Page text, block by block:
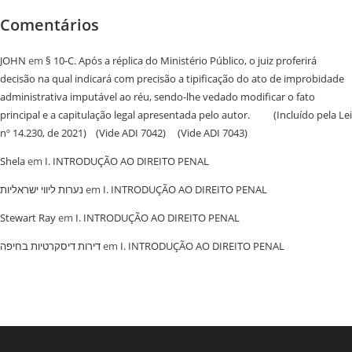
Comentários
JOHN em § 10-C. Após a réplica do Ministério Público, o juiz proferirá
decisão na qual indicará com precisão a tipificação do ato de improbidade
administrativa imputável ao réu, sendo-lhe vedado modificar o fato
principal e a capitulação legal apresentada pelo autor. (Incluído pela Lei
nº 14.230, de 2021) (Vide ADI 7042) (Vide ADI 7043)
Shelaem I. INTRODUÇÃO AO DIREITO PENAL
נערות ליווי ישראליות em I. INTRODUÇÃO AO DIREITO PENAL
Stewart Rayem I. INTRODUÇÃO AO DIREITO PENAL
‏דירות דיסקרטיות בחיפהem I. INTRODUÇÃO AO DIREITO PENAL